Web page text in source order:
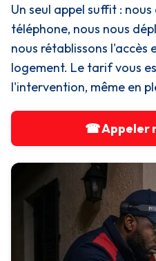
Un seul appel suffit :
téléphone, nous nous
nous rétablissons l'accès
logement. Le tarif vous
l'intervention, même en
☎ Appeler